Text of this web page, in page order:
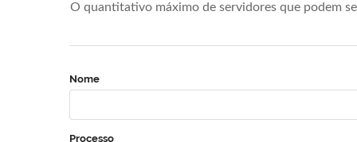
O quantitativo máximo de servidores que podem
Nome
Processo